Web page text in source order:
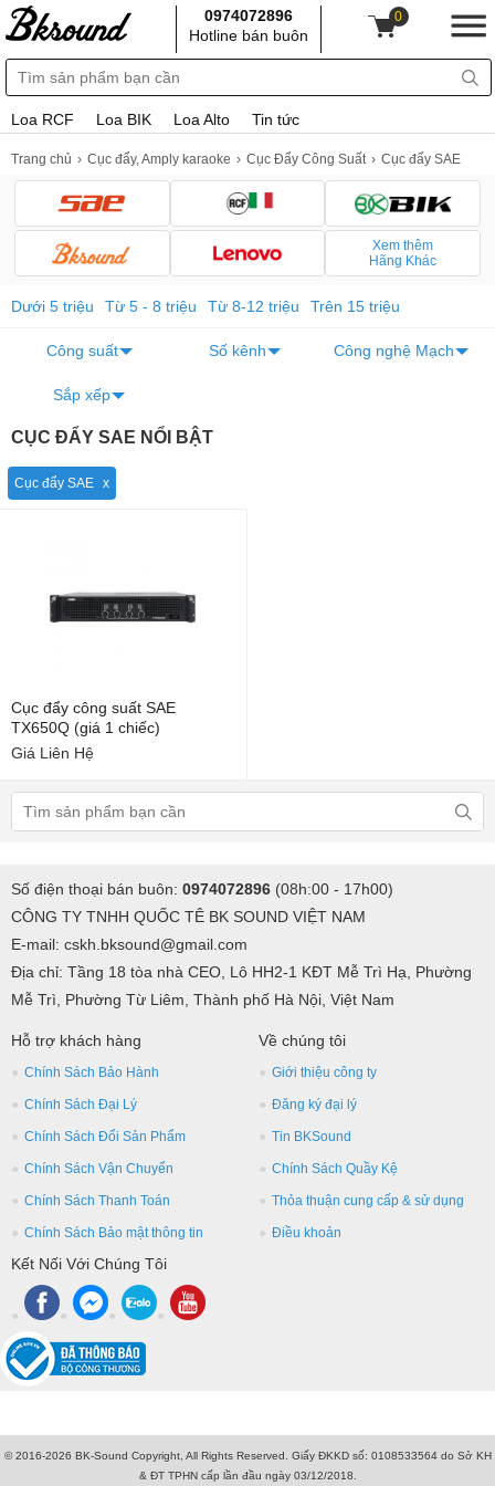
0974072896
Hotline bán buôn
0
Loa RCF Loa BIK Loa Alto Tin tức
Trang chủ Cục đẩy, Amply karaoke Cục Đẩy Công Suất Cục đẩy SAE
Xem thêm
Hãng Khác
Dưới 5 triệu Từ 5 - 8 triệu Từ 8-12 triệu Trên 15 triệu
Công suất Số kênh Công nghệ Mạch
Sắp xếp
CỤC ĐẨY SAE NỔI BẬT
Cục đẩy SAE
Cục đẩy công suất SAE
TX650Q (giá 1 chiếc)
Giá Liên Hệ
Số điện thoại bán buôn: 0974072896 (08h:00 - 17h00)
CÔNG TY TNHH QUỐC TÊ BK SOUND VIỆT NAM
E-mail: cskh.bksound@gmail.com
Địa chỉ: Tầng 18 tòa nhà CEO, Lô HH2-1 KĐT Mễ Trì Hạ, Phường
Mễ Trì, Phường Từ Liêm, Thành phố Hà Nội, Việt Nam
Hỗ trợ khách hàng
Chính Sách Bảo Hành
Chính Sách Đại Lý
Chính Sách Đổi Sản Phẩm
Chính Sách Vận Chuyển
Chính Sách Thanh Toán
Chính Sách Bảo mật thông tin
Về chúng tôi
Giới thiệu công ty
Đăng ký đại lý
Tin BKSound
Chính Sách Quầy Kệ
Thỏa thuận cung cấp & sử dụng
Điều khoản
Kết Nối Với Chúng Tôi
© 2016-2026 BK-Sound Copyright, All Rights Reserved. Giấy ĐKKD số: 0108533564 do Sở KH
& ĐT TPHN cấp lần đầu ngày 03/12/2018.